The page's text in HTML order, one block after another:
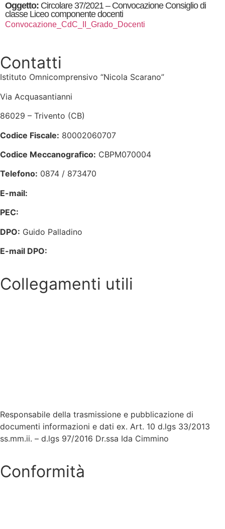
Oggetto: Circolare 37/2021 – Convocazione Consiglio di
classe Liceo componente docenti
Convocazione_CdC_II_Grado_Docenti
Contatti
Istituto Omnicomprensivo “Nicola Scarano”
Via Acquasantianni
86029 – Trivento (CB)
Codice Fiscale: 80002060707
Codice Meccanografico: CBPM070004
Telefono: 0874 / 873470
E-mail:
PEC:
DPO: Guido Palladino
E-mail DPO:
Collegamenti utili
Responsabile della trasmissione e pubblicazione di
documenti informazioni e dati ex. Art. 10 d.lgs 33/2013
ss.mm.ii. – d.lgs 97/2016 Dr.ssa Ida Cimmino
Conformità